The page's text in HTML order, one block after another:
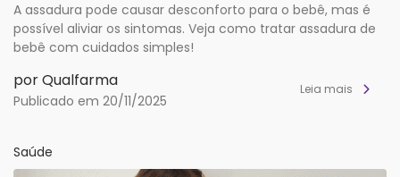
A assadura pode causar desconforto para o bebê, mas é
possível aliviar os sintomas. Veja como tratar assadura de
bebê com cuidados simples!
por Qualfarma
Publicado em 20/11/2025
Leia mais
Saúde